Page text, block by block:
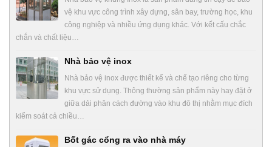
vệ khu vực công trình xây dựng, sân bay, trường học, khu
công nghiệp và nhiều ứng dụng khác. Với kết cấu chắc
chắn và chất liệu…
Nhà bảo vệ inox
Nhà bảo vệ inox được thiết kế và chế tạo riêng cho từng
khu vực sử dụng. Thông thường sản phẩm này hay đặt ở
giữa dải phân cách đường vào khu đô thị nhằm mục đích
kiểm soát cả chiều…
Bốt gác cổng ra vào nhà máy